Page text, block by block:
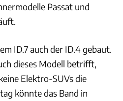
Passat und
ID.7 auch der ID.4 gebaut.
dieses Modell betrifft,
Elektro-SUVs die
könnte das Band in